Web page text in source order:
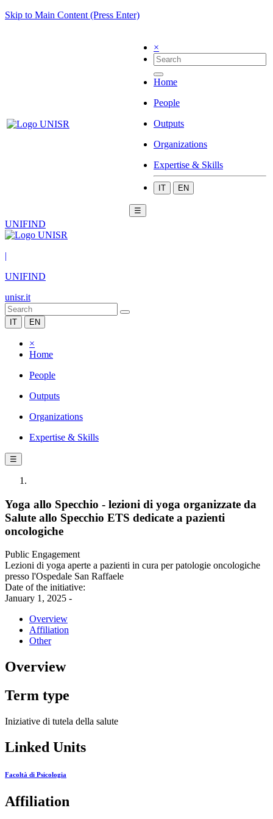
Skip to Main Content (Press Enter)
×
Home
People
Outputs
Organizations
Expertise & Skills
IT EN
☰
UNIFIND
|
UNIFIND
unisr.it
IT EN
×
Home
People
Outputs
Organizations
Expertise & Skills
☰
Yoga allo Specchio - lezioni di yoga organizzate da
Salute allo Specchio ETS dedicate a pazienti
oncologiche
Public Engagement
Lezioni di yoga aperte a pazienti in cura per patologie oncologiche
presso l'Ospedale San Raffaele
Date of the initiative:
January 1, 2025 -
Overview
Affiliation
Other
Overview
Term type
Iniziative di tutela della salute
Linked Units
Facoltà di Psicologia
Affiliation